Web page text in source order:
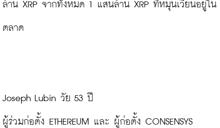
ล้าน XRP จากทั้งหมด 1 แสนล้าน XRP ที่หมุนเวียนอยู่ใน
ตลาด
Joseph Lubin วัย 53 ปี
ผู้ร่วมก่อตั้ง ETHEREUM และ ผู้ก่อตั้ง CONSENSYS